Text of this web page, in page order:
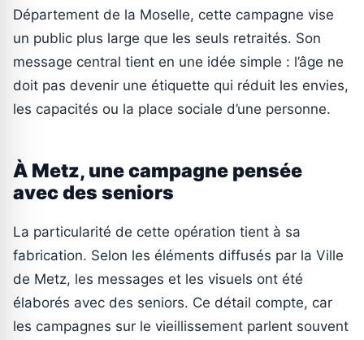
Département de la Moselle, cette campagne vise
un public plus large que les seuls retraités. Son
message central tient en une idée simple : l’âge ne
doit pas devenir une étiquette qui réduit les envies,
les capacités ou la place sociale d’une personne.
À Metz, une campagne pensée
avec des seniors
La particularité de cette opération tient à sa
fabrication. Selon les éléments diffusés par la Ville
de Metz, les messages et les visuels ont été
élaborés avec des seniors. Ce détail compte, car
les campagnes sur le vieillissement parlent souvent